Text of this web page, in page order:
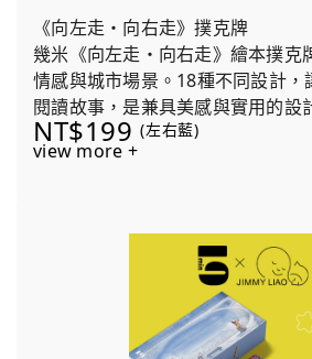
《向左走・向右走》撲克牌
幾米《向左走・向右走》繪本撲克
情感與城市場景。18種不同設計，
閱讀故事，是兼具美感與實用的設
NT$199 (左右藍)
view more +